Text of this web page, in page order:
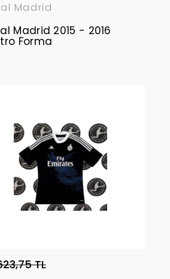
Madrid
Madrid 2015 - 2016
Forma
TL